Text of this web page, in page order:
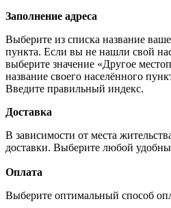
Заполнение адреса
Выберите из списка название
пункта. Если вы не нашли свой
выберите значение «Другое
название своего населённого
Введите правильный индекс.
Доставка
В зависимости от места
доставки. Выберите любой
Оплата
Выберите оптимальный способ